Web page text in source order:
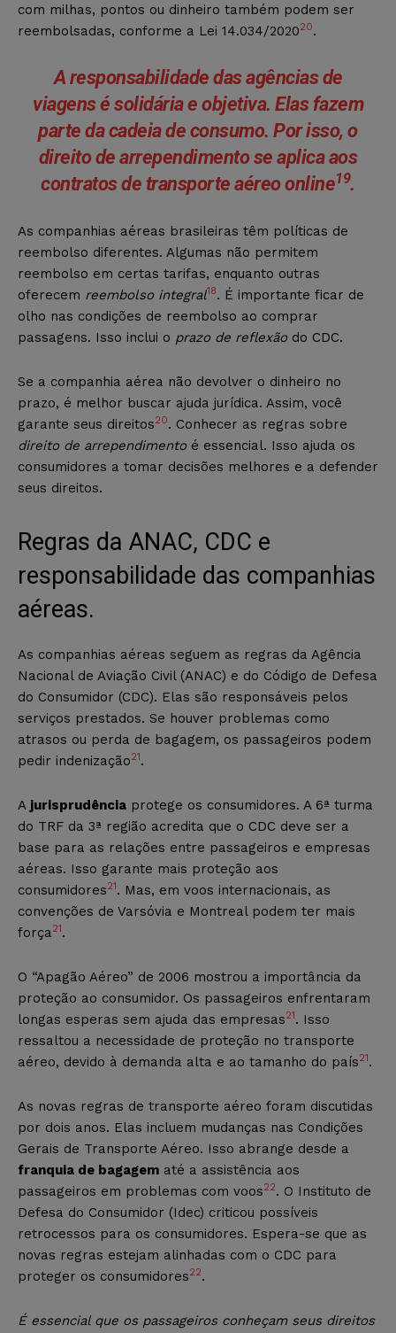
com milhas, pontos ou dinheiro também podem ser
reembolsadas, conforme a Lei 14.034/202020.
A responsabilidade das agências de
viagens é solidária e objetiva. Elas fazem
parte da cadeia de consumo. Por isso, o
direito dearrependimentose aplica aos
contratosde transporte aéreo online19.
As companhias aéreas brasileiras têm políticas de
reembolso diferentes. Algumas não permitem
reembolso em certas tarifas, enquanto outras
oferecem reembolso integral18. É importante ficar de
olho nas condições de reembolso ao comprar
passagens. Isso inclui o prazo de reflexão do CDC.
Se a companhia aérea não devolver o dinheiro no
prazo, é melhor buscar ajuda jurídica. Assim, você
garante seus direitos20. Conhecer as regras sobre
direito de arrependimento é essencial. Isso ajuda os
consumidores a tomar decisões melhores e a defender
seus direitos.
Regras da ANAC, CDC e
responsabilidade das companhias
aéreas.
As companhias aéreas seguem as regras da Agência
Nacional de Aviação Civil (ANAC) e do Código de Defesa
do Consumidor (CDC). Elas são responsáveis pelos
serviços prestados. Se houver problemas como
atrasos ou perda de bagagem, os passageiros podem
pedir indenização21 .
A jurisprudência protege os consumidores. A 6ª turma
do TRF da 3ª região acredita que o CDC deve ser a
base para as relações entre passageiros e empresas
aéreas. Isso garante mais proteção aos
consumidores21 . Mas, em voos internacionais, as
convenções de Varsóvia e Montreal podem ter mais
força21 .
O “Apagão Aéreo” de 2006 mostrou a importância da
proteção ao consumidor. Os passageiros enfrentaram
longas esperas sem ajuda das empresas21 . Isso
ressaltou a necessidade de proteção no transporte
aéreo, devido à demanda alta e ao tamanho do país21 .
As novas regras de transporte aéreo foram discutidas
por dois anos. Elas incluem mudanças nas Condições
Gerais de Transporte Aéreo. Isso abrange desde a
franquia de bagagem até a assistência aos
passageiros em problemas com voos22. O Instituto de
Defesa do Consumidor (Idec) criticou possíveis
retrocessos para os consumidores. Espera-se que as
novas regras estejam alinhadas com o CDC para
proteger os consumidores22.
É essencial que os passageiros conheçam seus direitos